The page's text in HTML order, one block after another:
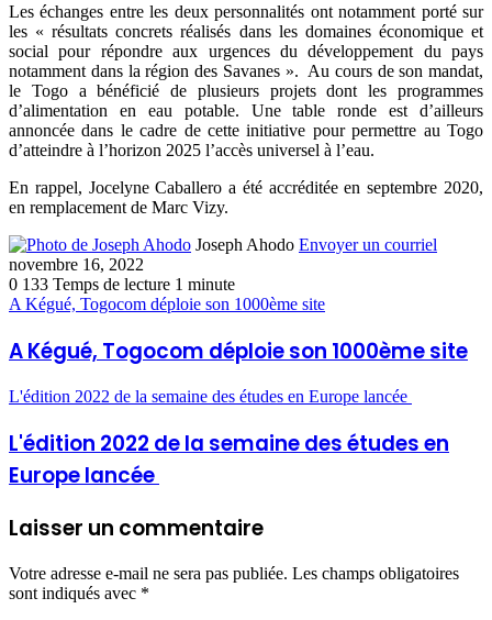
Les échanges entre les deux personnalités ont notamment porté sur
les « résultats concrets réalisés dans les domaines économique et
social pour répondre aux urgences du développement du pays
notamment dans la région des Savanes ». Au cours de son mandat,
le Togo a bénéficié de plusieurs projets dont les programmes
d’alimentation en eau potable. Une table ronde est d’ailleurs
annoncée dans le cadre de cette initiative pour permettre au Togo
d’atteindre à l’horizon 2025 l’accès universel à l’eau.
En rappel, Jocelyne Caballero a été accréditée en septembre 2020,
en remplacement de Marc Vizy.
Joseph Ahodo Envoyer un courriel
novembre 16, 2022
0 133 Temps de lecture 1 minute
A Kégué, Togocom déploie son 1000ème site
A Kégué, Togocom déploie son 1000ème site
L'édition 2022 de la semaine des études en Europe lancée
L'édition 2022 de la semaine des études en
Europe lancée
Laisser un commentaire
Votre adresse e-mail ne sera pas publiée. Les champs obligatoires
sont indiqués avec *